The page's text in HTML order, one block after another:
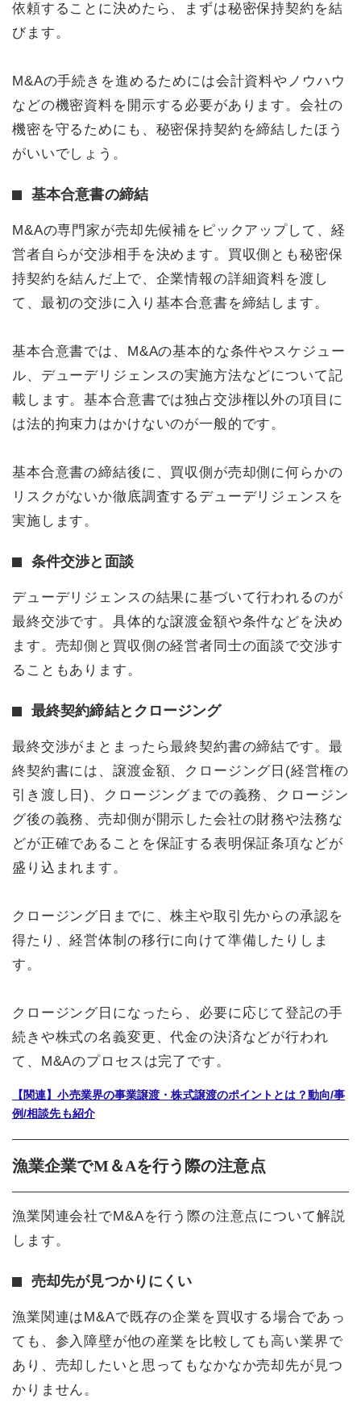
依頼することに決めたら、まずは秘密保持契約を結
びます。
M&Aの手続きを進めるためには会計資料やノウハウ
などの機密資料を開示する必要があります。会社の
機密を守るためにも、秘密保持契約を締結したほう
がいいでしょう。
基本合意書の締結
M&Aの専門家が売却先候補をピックアップして、経
営者自らが交渉相手を決めます。買収側とも秘密保
持契約を結んだ上で、企業情報の詳細資料を渡し
て、最初の交渉に入り基本合意書を締結します。
基本合意書では、M&Aの基本的な条件やスケジュー
ル、デューデリジェンスの実施方法などについて記
載します。基本合意書では独占交渉権以外の項目に
は法的拘束力はかけないのが一般的です。
基本合意書の締結後に、買収側が売却側に何らかの
リスクがないか徹底調査するデューデリジェンスを
実施します。
条件交渉と面談
デューデリジェンスの結果に基づいて行われるのが
最終交渉です。具体的な譲渡金額や条件などを決め
ます。売却側と買収側の経営者同士の面談で交渉す
ることもあります。
最終契約締結とクロージング
最終交渉がまとまったら最終契約書の締結です。最
終契約書には、譲渡金額、クロージング日(経営権の
引き渡し日)、クロージングまでの義務、クロージン
グ後の義務、売却側が開示した会社の財務や法務な
どが正確であることを保証する表明保証条項などが
盛り込まれます。
クロージング日までに、株主や取引先からの承認を
得たり、経営体制の移行に向けて準備したりしま
す。
クロージング日になったら、必要に応じて登記の手
続きや株式の名義変更、代金の決済などが行われ
て、M&Aのプロセスは完了です。
【関連】小売業界の事業譲渡・株式譲渡のポイントとは？動向/事
例/相談先も紹介
漁業企業でM＆Aを行う際の注意点
漁業関連会社でM&Aを行う際の注意点について解説
します。
売却先が見つかりにくい
漁業関連はM&Aで既存の企業を買収する場合であっ
ても、参入障壁が他の産業を比較しても高い業界で
あり、売却したいと思ってもなかなか売却先が見つ
かりません。